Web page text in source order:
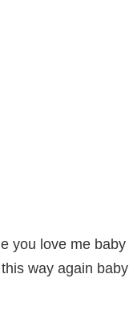
you love me baby
way again baby